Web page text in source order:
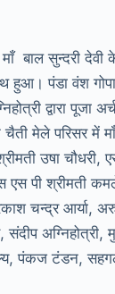
बाल सुन्दरी देवी
हुआ। पंडा वंश
द्वारा पूजा
मेले परिसर में
उषा चौधरी,
एस पी श्रीमती
चन्द्र आर्या,
अग्निहोत्री,
पंकज टंडन,